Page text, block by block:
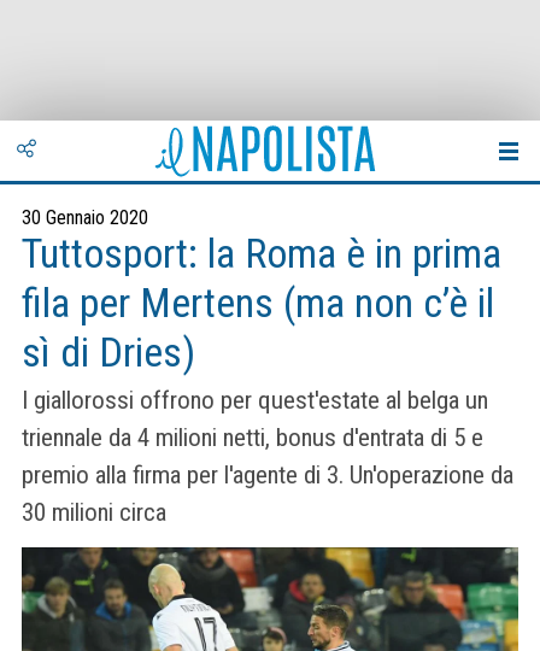
30 Gennaio 2020
Tuttosport: la Roma è in prima
fila per Mertens (ma non c’è il
sì di Dries)
I giallorossi offrono per quest'estate al belga un
triennale da 4 milioni netti, bonus d'entrata di 5 e
premio alla firma per l'agente di 3. Un'operazione da
30 milioni circa